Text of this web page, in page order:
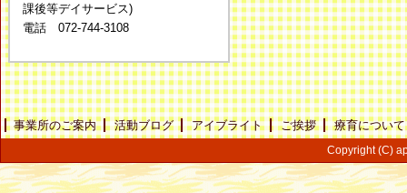
課後等デイサービス)
電話 072-744-3108
事業所のご案内 活動ブログ アイブライト ご挨拶 療育について
Copyright (C)